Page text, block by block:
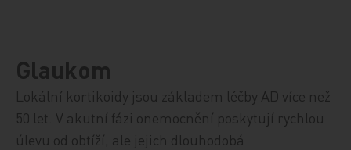
Glaukom
Lokální kortikoidy jsou základem léčby AD více než
50 let. V akutní fázi onemocnění poskytují rychlou
úlevu od obtíží, ale jejich dlouhodobá